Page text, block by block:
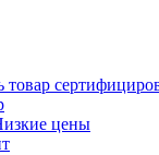
товар
цены